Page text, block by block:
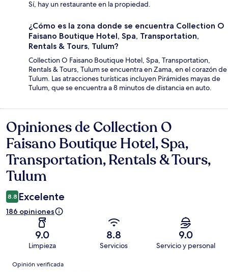
Sí, hay un restaurante en la propiedad.
¿Cómo es la zona donde se encuentra Collection O
Faisano Boutique Hotel, Spa, Transportation,
Rentals & Tours, Tulum?
Collection O Faisano Boutique Hotel, Spa, Transportation,
Rentals & Tours, Tulum se encuentra en Zama, en el corazón de
Tulum. Las atracciones turísticas incluyen Pirámides mayas de
Tulum, que se encuentra a 8 minutos de distancia en auto.
Opiniones
Opiniones de Collection O
Faisano Boutique Hotel, Spa,
Transportation, Rentals & Tours,
Tulum
8.8 Excelente
186 opiniones
9.0
Limpieza
8.8
Servicios
9.0
Servicio y personal
Opiniones
Opinión verificada